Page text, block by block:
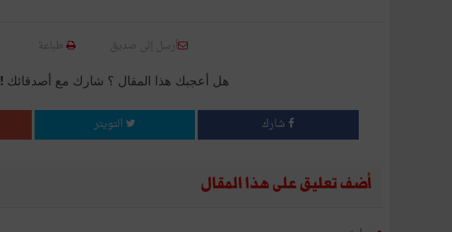
أرسل إلى صديق طباعة
هل أعجبك هذا المقال ؟ شارك مع أصدقائك !
شارك التويتر
أضف تعليق على هذا المقال